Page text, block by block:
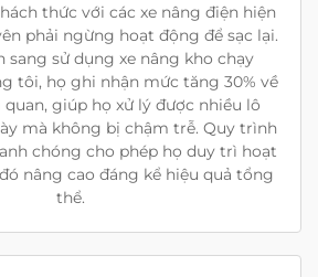
thức với các xe nâng điện hiện
phải ngừng hoạt động để sạc lại.
sang sử dụng xe nâng kho chạy
tôi, họ ghi nhận mức tăng 30% về
giúp họ xử lý được nhiều lô
mà không bị chậm trễ. Quy trình
chóng cho phép họ duy trì hoạt
nâng cao đáng kể hiệu quả tổng
thể.